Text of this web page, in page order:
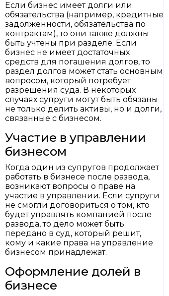
Если бизнес имеет долги или
обязательства (например, кредитные
задолженности, обязательства по
контрактам), то они также должны
быть учтены при разделе. Если
бизнес не имеет достаточных
средств для погашения долгов, то
раздел долгов может стать основным
вопросом, который потребует
разрешения суда. В некоторых
случаях супруги могут быть обязаны
не только делить активы, но и долги,
связанные с бизнесом.
Участие в управлении
бизнесом
Когда один из супругов продолжает
работать в бизнесе после развода,
возникают вопросы о праве на
участие в управлении. Если супруги
не смогли договориться о том, кто
будет управлять компанией после
развода, то дело может быть
передано в суд, который решит,
кому и какие права на управление
бизнесом принадлежат.
Оформление долей в
бизнесе